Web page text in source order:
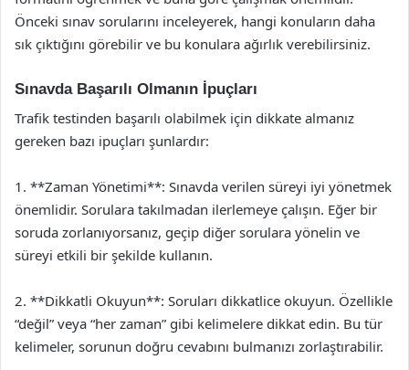
Önceki sınav sorularını inceleyerek, hangi konuların daha
sık çıktığını görebilir ve bu konulara ağırlık verebilirsiniz.
Sınavda Başarılı Olmanın İpuçları
Trafik testinden başarılı olabilmek için dikkate almanız
gereken bazı ipuçları şunlardır:
1. **Zaman Yönetimi**: Sınavda verilen süreyi iyi yönetmek
önemlidir. Sorulara takılmadan ilerlemeye çalışın. Eğer bir
soruda zorlanıyorsanız, geçip diğer sorulara yönelin ve
süreyi etkili bir şekilde kullanın.
2. **Dikkatli Okuyun**: Soruları dikkatlice okuyun. Özellikle
“değil” veya “her zaman” gibi kelimelere dikkat edin. Bu tür
kelimeler, sorunun doğru cevabını bulmanızı zorlaştırabilir.